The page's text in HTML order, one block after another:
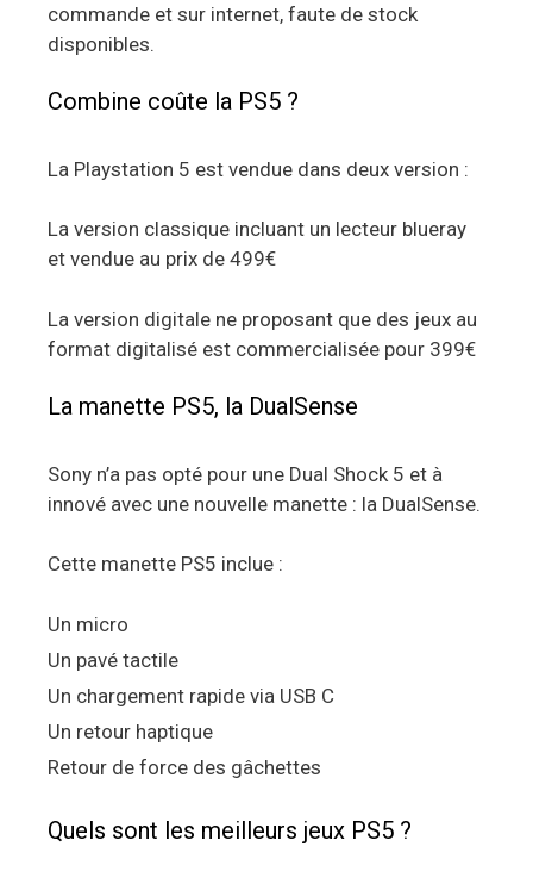
commande et sur internet, faute de stock
disponibles.
Combine coûte la PS5 ?
La Playstation 5 est vendue dans deux version :
La version classique incluant un lecteur blueray
et vendue au prix de 499€
La version digitale ne proposant que des jeux au
format digitalisé est commercialisée pour 399€
La manette PS5, la DualSense
Sony n’a pas opté pour une Dual Shock 5 et à
innové avec une nouvelle manette : la DualSense.
Cette manette PS5 inclue :
Un micro
Un pavé tactile
Un chargement rapide via USB C
Un retour haptique
Retour de force des gâchettes
Quels sont les meilleurs jeux PS5 ?